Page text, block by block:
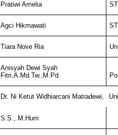
Pratiwi Amelia
Agci Hikmawati
Tiara Nove Ria
Anisyah Dewi Syah
Fitri,A.Md.Tw.,M.Pd
Dr. Ni Ketut Widhiarcani Matradewi,
S.S., M.Hum